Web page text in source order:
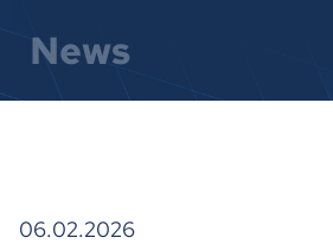
News
06.02.2026